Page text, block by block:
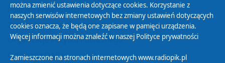
Polityka Prywatności
Zasady korzystania z Serwisu
Organizacje Pożytku Publicznego
Cyfryzacja DAB+
można zmienić ustawienia dotyczące cookies. Korzystanie z
naszych serwisów internetowych bez zmiany ustawień dotyczących
cookies oznacza, że będą one zapisane w pamięci urządzenia.
Więcej informacji można znaleźć w naszej Polityce prywatności
Zamieszczone na stronach internetowych www.radiopik.pl